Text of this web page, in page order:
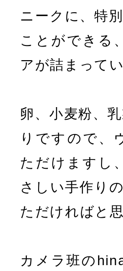
ニークに、特
ことができる
アが詰まってい
卵、小麦粉、
りですので、
ただけますし
さしい手作り
ただければと
カメラ班の